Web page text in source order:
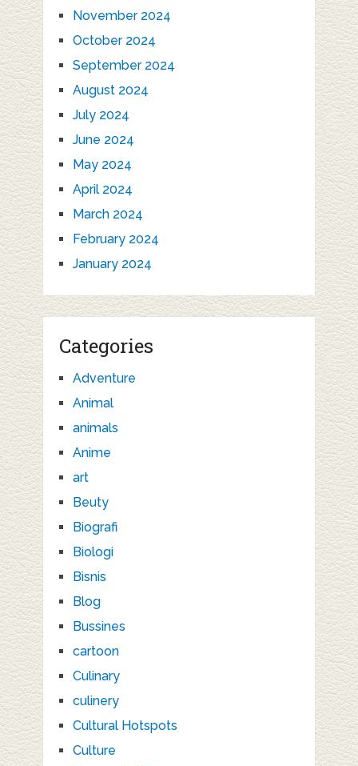
November 2024
October 2024
September 2024
August 2024
July 2024
June 2024
May 2024
April 2024
March 2024
February 2024
January 2024
Categories
Adventure
Animal
animals
Anime
art
Beuty
Biografi
Biologi
Bisnis
Blog
Bussines
cartoon
Culinary
culinery
Cultural Hotspots
Culture